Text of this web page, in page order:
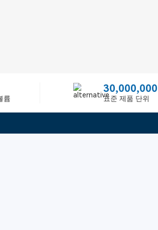
륨
30,000,000
표준 제품 단위